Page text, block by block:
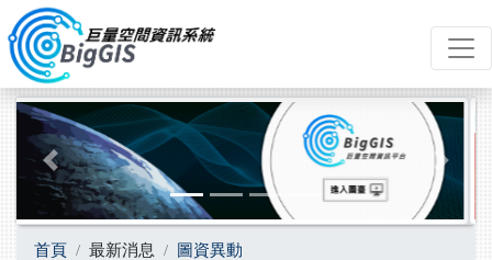
跳到主要內容
Previous Next
首頁 最新消息 圖資異動